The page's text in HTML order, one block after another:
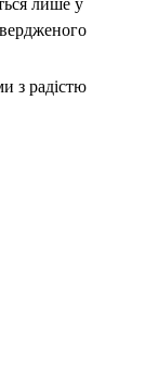
лише у
з радістю